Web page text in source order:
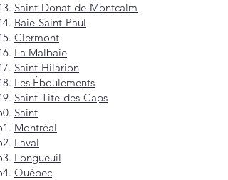
Saint-Donat-de-Montcalm
Baie-Saint-Paul
Clermont
La Malbaie
Saint-Hilarion
Les Éboulements
Saint-Tite-des-Caps
Saint
Montréal
Laval
Longueuil
Québec